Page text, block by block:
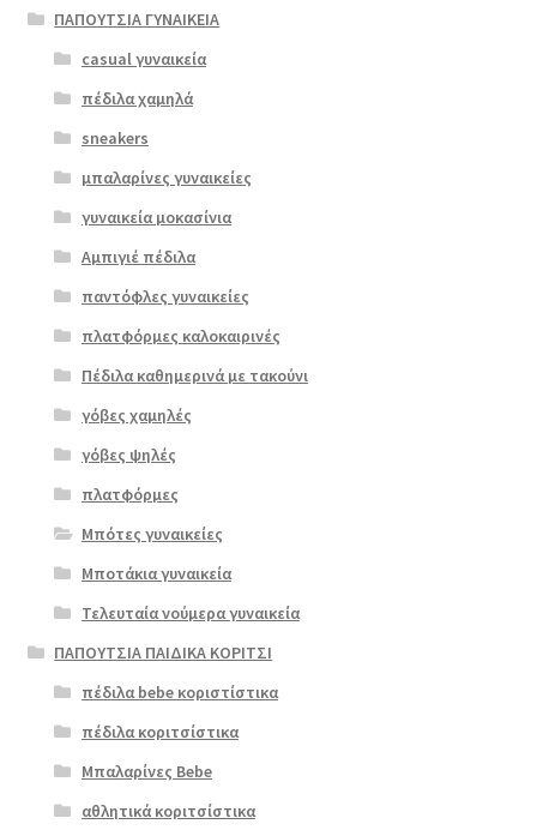
Επιλο
ΠΑΠΟΥΤΣΙΑ ΓΥΝΑΙΚΕΙΑ
casual γυναικεία
πέδιλα χαμηλά
sneakers
μπαλαρίνες γυναικείες
γυναικεία μοκασίνια
Αμπιγιέ πέδιλα
παντόφλες γυναικείες
πλατφόρμες καλοκαιρινές
Πέδιλα καθημερινά με τακούνι
γόβες χαμηλές
γόβες ψηλές
πλατφόρμες
Μπότες γυναικείες
Μποτάκια γυναικεία
Τελευταία νούμερα γυναικεία
ΠΑΠΟΥΤΣΙΑ ΠΑΙΔΙΚΑ ΚΟΡΙΤΣΙ
πέδιλα bebe κοριστίστικα
πέδιλα κοριτσίστικα
Μπαλαρίνες Bebe
αθλητικά κοριτσίστικα